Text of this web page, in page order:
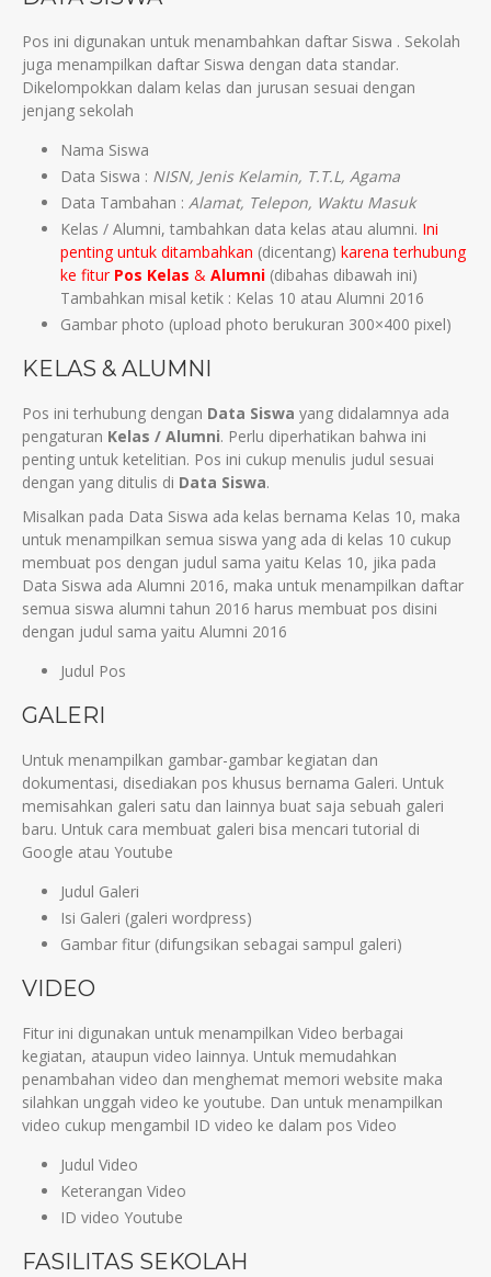
Pos ini digunakan untuk menambahkan daftar Siswa . Sekolah
juga menampilkan daftar Siswa dengan data standar.
Dikelompokkan dalam kelas dan jurusan sesuai dengan
jenjang sekolah
Nama Siswa
Data Siswa : NISN, Jenis Kelamin, T.T.L, Agama
Data Tambahan : Alamat, Telepon, Waktu Masuk
Kelas / Alumni, tambahkan data kelas atau alumni. Ini
penting untuk ditambahkan (dicentang) karena terhubung
ke fitur Pos Kelas & Alumni (dibahas dibawah ini)
Tambahkan misal ketik : Kelas 10 atau Alumni 2016
Gambar photo (upload photo berukuran 300×400 pixel)
KELAS & ALUMNI
Pos ini terhubung dengan Data Siswa yang didalamnya ada
pengaturan Kelas / Alumni. Perlu diperhatikan bahwa ini
penting untuk ketelitian. Pos ini cukup menulis judul sesuai
dengan yang ditulis di Data Siswa.
Misalkan pada Data Siswa ada kelas bernama Kelas 10, maka
untuk menampilkan semua siswa yang ada di kelas 10 cukup
membuat pos dengan judul sama yaitu Kelas 10, jika pada
Data Siswa ada Alumni 2016, maka untuk menampilkan daftar
semua siswa alumni tahun 2016 harus membuat pos disini
dengan judul sama yaitu Alumni 2016
Judul Pos
GALERI
Untuk menampilkan gambar-gambar kegiatan dan
dokumentasi, disediakan pos khusus bernama Galeri. Untuk
memisahkan galeri satu dan lainnya buat saja sebuah galeri
baru. Untuk cara membuat galeri bisa mencari tutorial di
Google atau Youtube
Judul Galeri
Isi Galeri (galeri wordpress)
Gambar fitur (difungsikan sebagai sampul galeri)
VIDEO
Fitur ini digunakan untuk menampilkan Video berbagai
kegiatan, ataupun video lainnya. Untuk memudahkan
penambahan video dan menghemat memori website maka
silahkan unggah video ke youtube. Dan untuk menampilkan
video cukup mengambil ID video ke dalam pos Video
Judul Video
Keterangan Video
ID video Youtube
FASILITAS SEKOLAH